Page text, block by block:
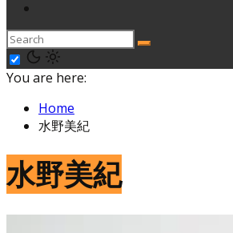
You are here:
Home
水野美紀
水野美紀